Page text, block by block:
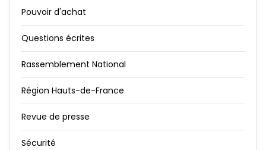
Pouvoir d'achat
Questions écrites
Rassemblement National
Région Hauts-de-France
Revue de presse
Sécurité